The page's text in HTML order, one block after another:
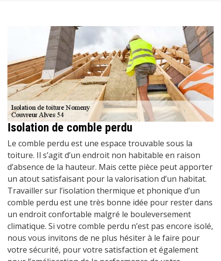
Isolation de comble perdu
Le comble perdu est une espace trouvable sous la
toiture. Il s’agit d’un endroit non habitable en raison
d’absence de la hauteur. Mais cette pièce peut apporter
un atout satisfaisant pour la valorisation d’un habitat.
Travailler sur l’isolation thermique et phonique d’un
comble perdu est une très bonne idée pour rester dans
un endroit confortable malgré le bouleversement
climatique. Si votre comble perdu n’est pas encore isolé,
nous vous invitons de ne plus hésiter à le faire pour
votre sécurité, pour votre satisfaction et également